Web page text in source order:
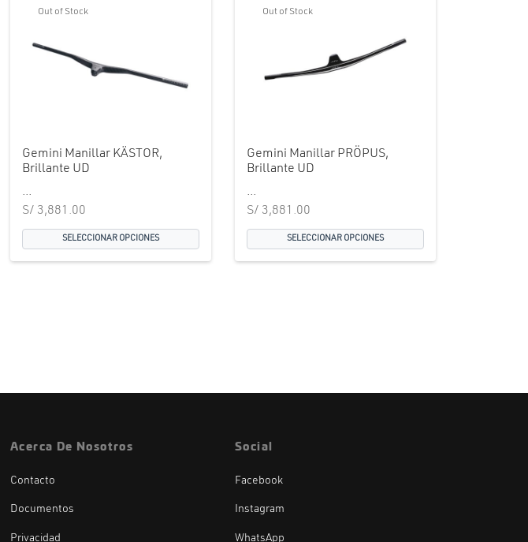
Out of Stock
Gemini Manillar KÄSTOR,
Brillante UD
...
S/ 3,881.00
SELECCIONAR OPCIONES
Out of Stock
Gemini Manillar PRÖPUS,
Brillante UD
...
S/ 3,881.00
SELECCIONAR OPCIONES
Acerca De Nosotros
Contacto
Documentos
Privacidad
Social
Facebook
Instagram
WhatsApp